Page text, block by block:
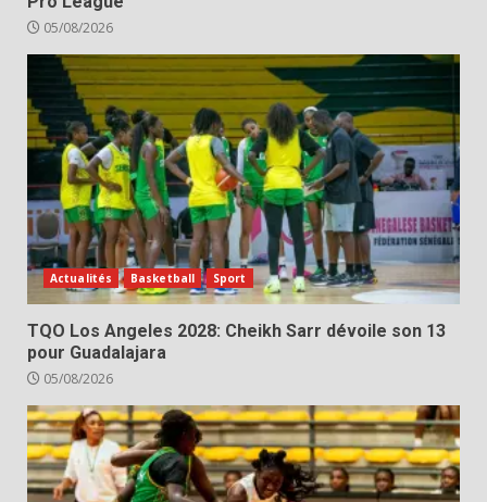
05/08/2026
Actualités Basketball Sport
TQO Los Angeles 2028: Cheikh Sarr dévoile son 13
pour Guadalajara
05/08/2026